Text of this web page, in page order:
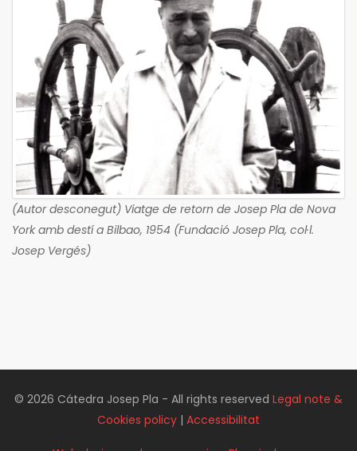
(Autor desconegut) Viatge de retorn de Josep Pla de Nova
York amb destí a Bilbao, 1954 (Fundació Josep Pla, col·l.
Josep Vergés)
© 2026 Cátedra Josep Pla - All rights reserved Legal note &
Cookies policy | Accessibilitat